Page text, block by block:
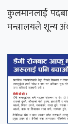
कुलमानलाई
मन्त्रालयले शून्य